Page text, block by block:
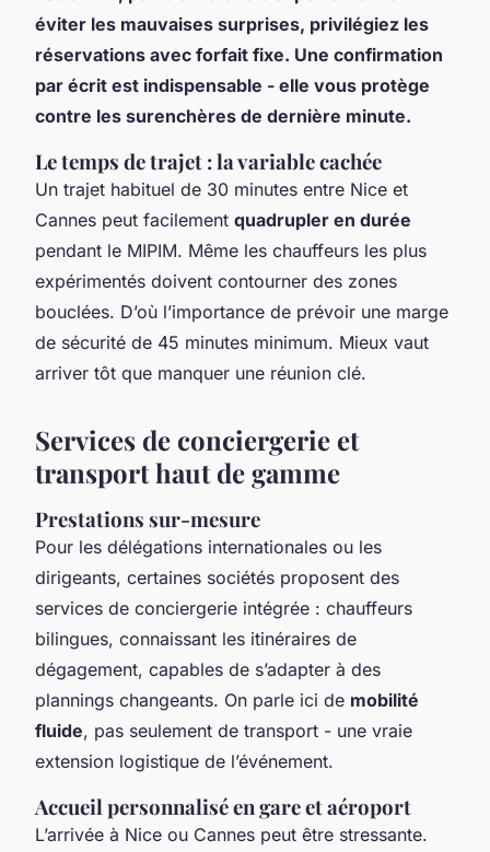
éviter les mauvaises surprises, privilégiez les
réservations avec forfait fixe. Une confirmation
par écrit est indispensable - elle vous protège
contre les surenchères de dernière minute.
Le temps de trajet : la variable cachée
Un trajet habituel de 30 minutes entre Nice et
Cannes peut facilement quadrupler en durée
pendant le MIPIM. Même les chauffeurs les plus
expérimentés doivent contourner des zones
bouclées. D’où l’importance de prévoir une marge
de sécurité de 45 minutes minimum. Mieux vaut
arriver tôt que manquer une réunion clé.
Services de conciergerie et
transport haut de gamme
Prestations sur-mesure
Pour les délégations internationales ou les
dirigeants, certaines sociétés proposent des
services de conciergerie intégrée : chauffeurs
bilingues, connaissant les itinéraires de
dégagement, capables de s’adapter à des
plannings changeants. On parle ici de mobilité
fluide, pas seulement de transport - une vraie
extension logistique de l’événement.
Accueil personnalisé en gare et aéroport
L’arrivée à Nice ou Cannes peut être stressante.